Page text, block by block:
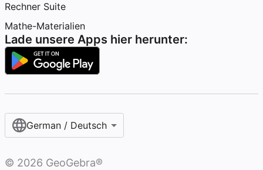
Rechner Suite
Mathe-Materialien
Lade unsere Apps hier herunter:
German / Deutsch
© 2026 GeoGebra®